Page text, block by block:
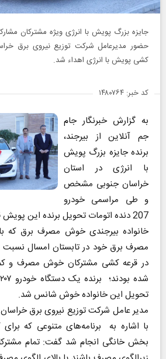
جایزه بزرگ پویش با انرژی ویژه مشترکان
حضور مدیرعامل شرکت توزیع نیروی برق
کشی پویش با انرژی اهداء شد.
کد خبر: ۱۴۸۰۷۶۴
به گزارش خبرنگار جام
جم آنلاین از بیرجند،
برنده جایزه بزرگ پویش
با انرژی در استان
خراسان جنوبی مشخص
و طی مراسمی خودرو
207 دنده اتومات تحویل برنده این پویش قرار گرفت.
مصرف برق خود در تابستان امسال نسبت
در قرعه کشی مشترکان خوش مصرف و
تحویل این خانواده خوش شانس شد.
مدیر عامل شرکت توزیع نیروی برق
با اشاره به برنامه‌های متنوعی که
بخش خانگی انجام شد گفت: تمام